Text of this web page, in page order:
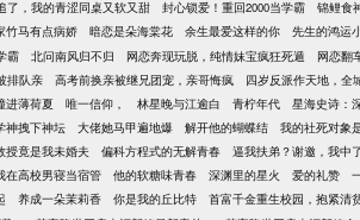
了，我的青涩同桌又软又甜 封心锁爱！重回2000当学霸 锦鲤食
竹马有点病娇 暗恋是朵海棠花 余生最爱这样的你 先生的鸿运
霸 北问南风归不归 网恋奔现玩脱，纯情妹宝疯狂死遁 网恋翻
排队亲 高考前换亲被继兄团宠，亲哥悔疯 四岁反派作天地，全
进薄荷夏 唯一信仰， 林星晚与江逾白 青柠年代 星海史诗：
神拽下神坛 大佬她马甲遍地爆 解开他的蝴蝶结 我的社死对象
授竟是我未婚夫 偏科方程式的无解青春 逼我扶弟？谢邀，我中
在高校男寝当宿管 他的软糖味青春 深渊里的星火 爱的礼赞
养成一朵茉莉香 你是我的丘比特 首富千金重生校园，抱紧清